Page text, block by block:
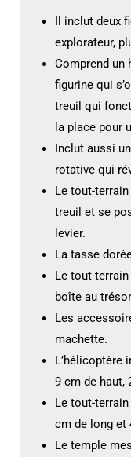
Il inclut deux
explorateur,
Comprend un
figurine qui
treuil qui
la place pour
Inclut aussi
rotative qui
Le tout-terrain
treuil et se
levier.
La tasse
Le tout-
boîte au
Les
machette.
L’hélicoptère
9 cm de haut,
Le tout-
cm de long et
Le temple